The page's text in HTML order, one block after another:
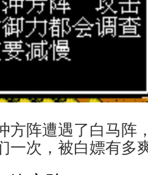
方阵遭遇了白马阵
一次，被白嫖有多